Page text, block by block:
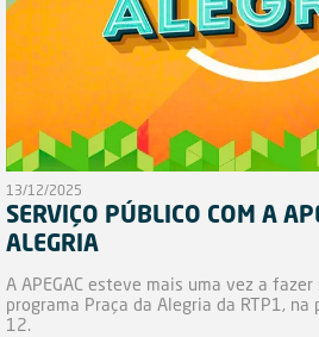
13/12/2025
SERVIÇO PÚBLICO COM A
ALEGRIA
A APEGAC esteve mais uma vez a
programa Praça da Alegria da RTP1,
12.